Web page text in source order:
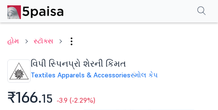
હોમ સ્ટૉક્સ
વિપી સ્પિનપ્રો શેરની કિંમત
Textiles Apparels & Accessoriesસ્મોલ કેપ
₹166.15 -3.9 (-2.29%)
પરફોર્મન્સફાઇનાન્શિયલ્સ વધુ